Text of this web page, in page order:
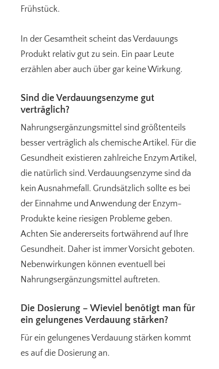
Frühstück.
In der Gesamtheit scheint das Verdauungs
Produkt relativ gut zu sein. Ein paar Leute
erzählen aber auch über gar keine Wirkung.
Sind die Verdauungsenzyme gut
verträglich?
Nahrungsergänzungsmittel sind größtenteils
besser verträglich als chemische Artikel. Für die
Gesundheit existieren zahlreiche Enzym Artikel,
die natürlich sind. Verdauungsenzyme sind da
kein Ausnahmefall. Grundsätzlich sollte es bei
der Einnahme und Anwendung der Enzym-
Produkte keine riesigen Probleme geben.
Achten Sie andererseits fortwährend auf Ihre
Gesundheit. Daher ist immer Vorsicht geboten.
Nebenwirkungen können eventuell bei
Nahrungsergänzungsmittel auftreten.
Die Dosierung – Wieviel benötigt man für
ein gelungenes Verdauung stärken?
Für ein gelungenes Verdauung stärken kommt
es auf die Dosierung an.